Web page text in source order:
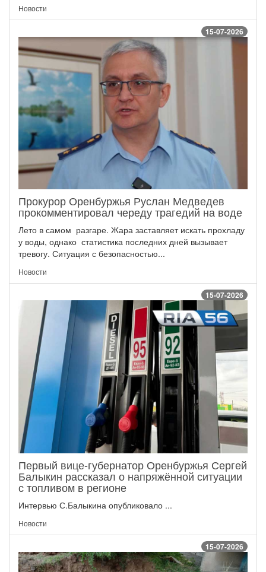
Новости
15-07-2026
Прокурор Оренбуржья Руслан Медведев
прокомментировал череду трагедий на воде
Лето в самом разгаре. Жара заставляет искать прохладу
у воды, однако статистика последних дней вызывает
тревогу. Ситуация с безопасностью...
Новости
15-07-2026
Первый вице-губернатор Оренбуржья Сергей
Балыкин рассказал о напряжённой ситуации
с топливом в регионе
Интервью С.Балыкина опубликовало ...
Новости
15-07-2026